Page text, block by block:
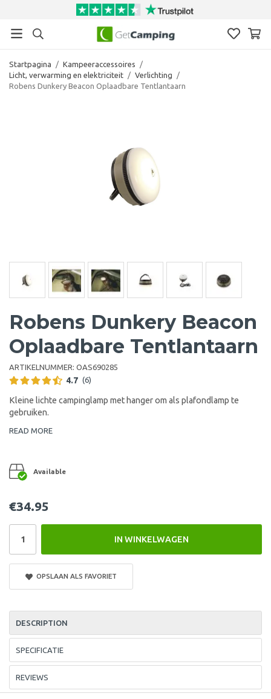
Startpagina / Kampeeraccessoires
/
Licht, verwarming en elektriciteit / Verlichting
/
Robens Dunkery Beacon Oplaadbare Tentlantaarn
Robens Dunkery Beacon
Oplaadbare Tentlantaarn
ARTIKELNUMMER: OAS690285
4.7 (6)
Kleine lichte campinglamp met hanger om als plafondlamp te
gebruiken.
READ MORE
Available
€34.95
IN WINKELWAGEN
OPSLAAN ALS FAVORIET
DESCRIPTION
SPECIFICATIE
REVIEWS